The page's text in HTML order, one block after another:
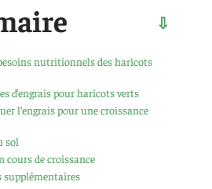
nutritionnels des haricots
d’engrais pour haricots verts
l’engrais pour une croissance
sol
cours de croissance
supplémentaires